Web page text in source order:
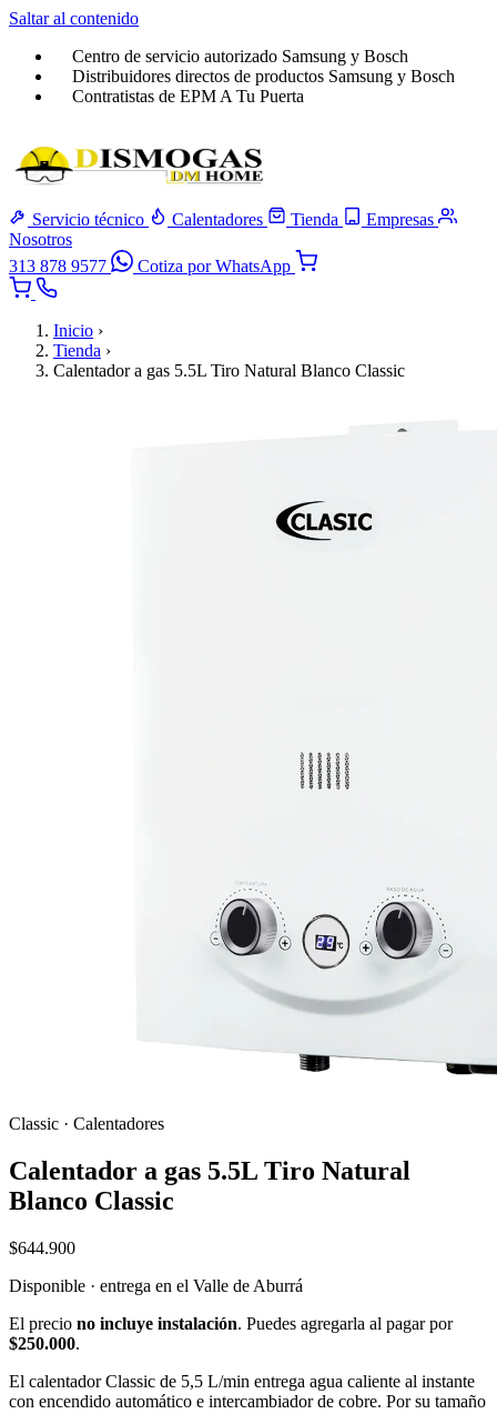
Saltar al contenido
Centro de servicio autorizado Samsung y Bosch
Distribuidores directos de productos Samsung y Bosch
Contratistas de EPM A Tu Puerta
Servicio técnico Calentadores Tienda
Empresas
Nosotros
313 878 9577
Cotiza por WhatsApp
Inicio ›
Tienda ›
Calentador a gas 5.5L Tiro Natural Blanco Classic
Classic · Calentadores
Calentador a gas 5.5L Tiro Natural
Blanco Classic
$644.900
Disponible · entrega en el Valle de Aburrá
El precio no incluye instalación. Puedes agregarla al pagar por
$250.000.
El calentador Classic de 5,5 L/min entrega agua caliente al instante
con encendido automático e intercambiador de cobre. Por su tamaño